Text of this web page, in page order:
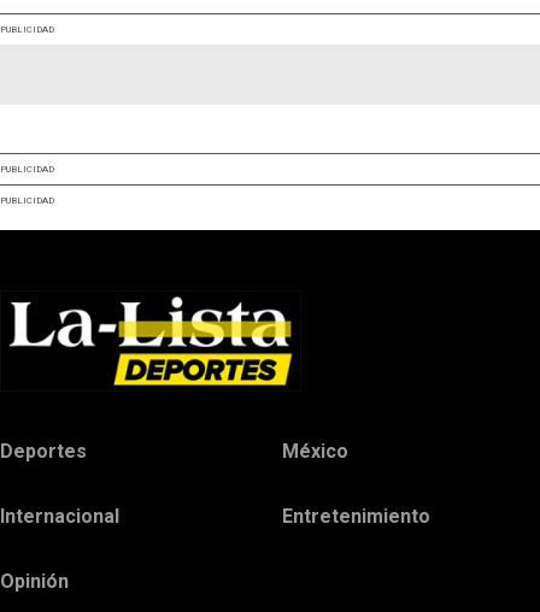
PUBLICIDAD
PUBLICIDAD
PUBLICIDAD
Deportes México
Internacional Entretenimiento
Opinión